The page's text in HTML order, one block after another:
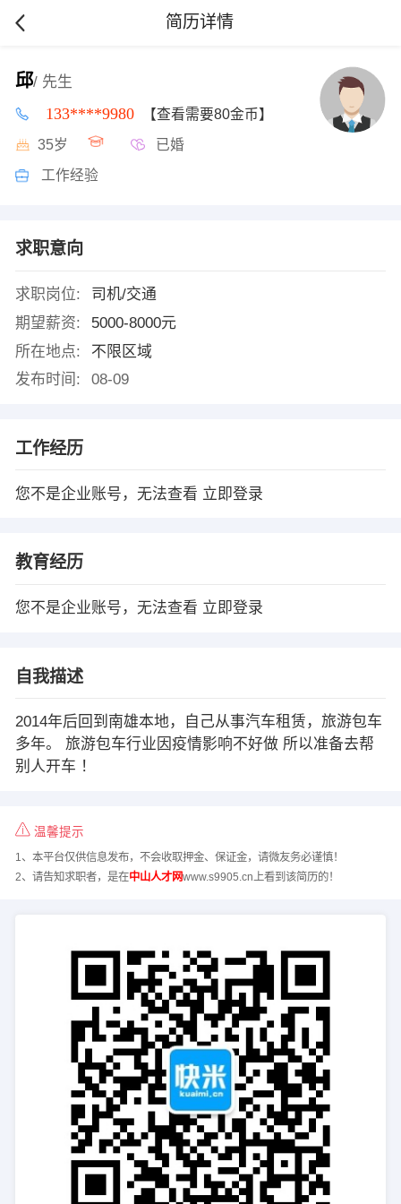
简历详情
邱/ 先生
133****9980 【查看需要80金币】
35岁 已婚
工作经验
求职意向
求职岗位:
司机/交通
期望薪资:
5000-8000元
所在地点:
不限区域
发布时间:
08-09
工作经历
您不是企业账号，无法查看 立即登录
教育经历
您不是企业账号，无法查看 立即登录
自我描述
2014年后回到南雄本地，自己从事汽车租赁，旅游包车
多年。 旅游包车行业因疫情影响不好做 所以准备去帮
别人开车 ！
温馨提示
1、本平台仅供信息发布，不会收取押金、保证金，请微友务必谨慎！
2、请告知求职者，是在中山人才网www.s9905.cn上看到该简历的！